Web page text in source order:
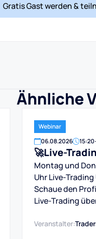
Gratis Gast werden &
Ähnliche
Webinar
06.08.2026 15:20
🚀Live-
Montag und
Uhr Live-
Schaue den
Live-Trading
Veranstalter: